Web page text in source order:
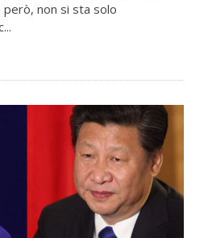
però, non si sta solo